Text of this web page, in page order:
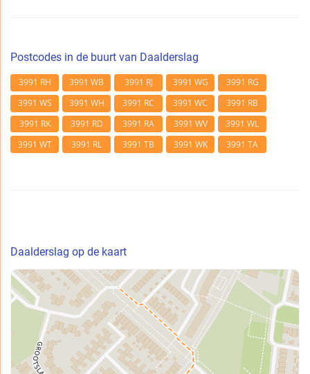
Postcodes in de buurt van Daalderslag
3991 RH 3991 WB 3991 RJ 3991 WG
3991 RG
3991 WS
3991 WH 3991 RC 3991 WC
3991 RB
3991 RK
3991 RD 3991 RA 3991 WV
3991 WL
3991 WT
3991 RL 3991 TB 3991 WK 3991 TA
Daalderslag op de kaart